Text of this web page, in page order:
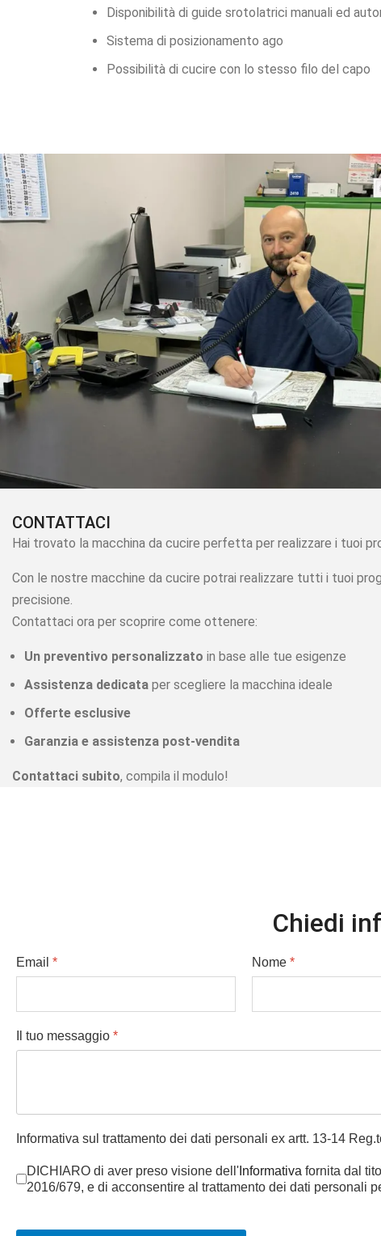
Disponibilità di guide srotolatrici manuali ed
Sistema di posizionamento ago
Possibilità di cucire con lo stesso filo del capo
CONTATTACI
Hai trovato la macchina da cucire perfetta per realizzare i tuoi
Con le nostre macchine da cucire potrai realizzare tutti i tuoi
precisione.
Contattaci ora per scoprire come ottenere:
Un preventivo personalizzato in base alle tue esigenze
Assistenza dedicata per scegliere la macchina ideale
Offerte esclusive
Garanzia e assistenza post-vendita
Contattaci subito, compila il modulo!
Chiedi
Email * Nome *
Il tuo messaggio *
Informativa sul trattamento dei dati personali ex artt. 13-14
DICHIARO di aver preso visione dell' Informativa fornita dal
2016/679, e di acconsentire al trattamento dei dati personali